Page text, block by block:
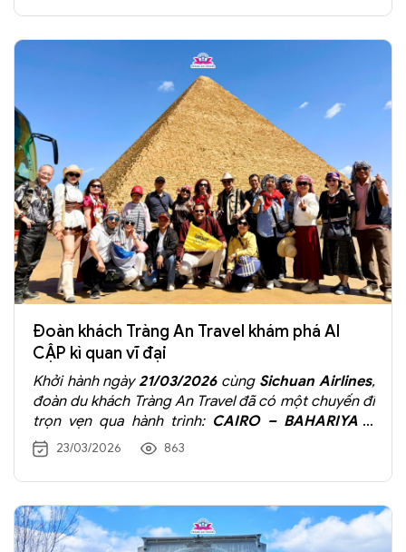
Đoàn khách Tràng An Travel khám phá AI
CẬP kì quan vĩ đại
Khởi hành ngày 21/03/2026cùng Sichuan Airlines,
đoàn du khách Tràng An Travel đã có một chuyến đi
trọn vẹn qua hành trình: CAIRO – BAHARIYA –
LUXOR – BIỂN ĐỎ
23/03/2026 863